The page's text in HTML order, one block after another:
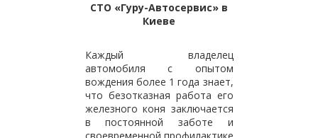
СТО «Гуру-Автосервис» в
Киеве
Каждый владелец
автомобиля с опытом
вождения более 1 года знает,
что безотказная работа его
железного коня заключается
в постоянной заботе и
своевременной профилактике